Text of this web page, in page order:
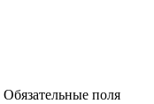
Обязательные поля